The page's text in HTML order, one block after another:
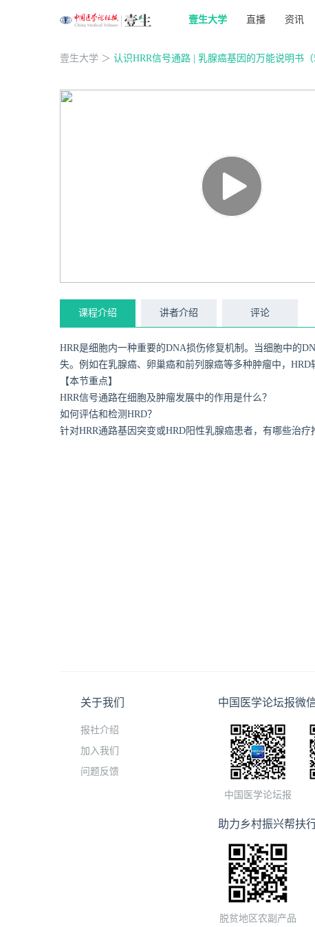
壹生大学 直播 资讯
壹生大学 ＞ 认识HRR信号通路 | 乳腺癌基因的万能说明书（
课程介绍 讲者介绍 评论
HRR是细胞内一种重要的DNA损伤修复机制。当细胞中的
失。例如在乳腺癌、卵巢癌和前列腺癌等多种肿瘤中，HRD
【本节重点】
HRR信号通路在细胞及肿瘤发展中的作用是什么？
如何评估和检测HRD？
针对HRR通路基因突变或HRD阳性乳腺癌患者，有哪些治疗
关于我们
报社介绍
加入我们
问题反馈
中国医学论坛报微
中国医学论坛报
助力乡村振兴帮扶
脱贫地区农副产品